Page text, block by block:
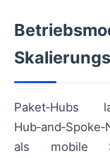
als mobile